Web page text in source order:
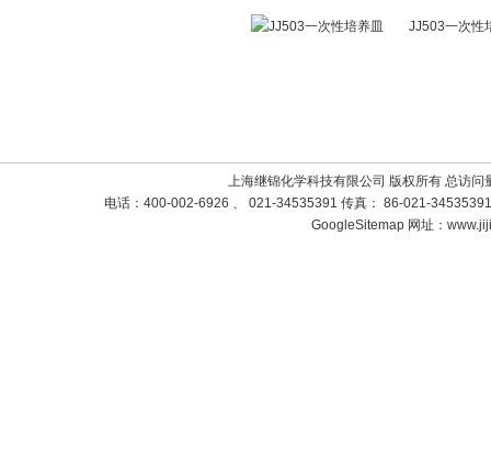
JJ503一次性
上海继锦化学科技有限公司 版权所有 总访问
电话：400-002-6926 、 021-34535391 传真： 86-021-
GoogleSitemap 网址：